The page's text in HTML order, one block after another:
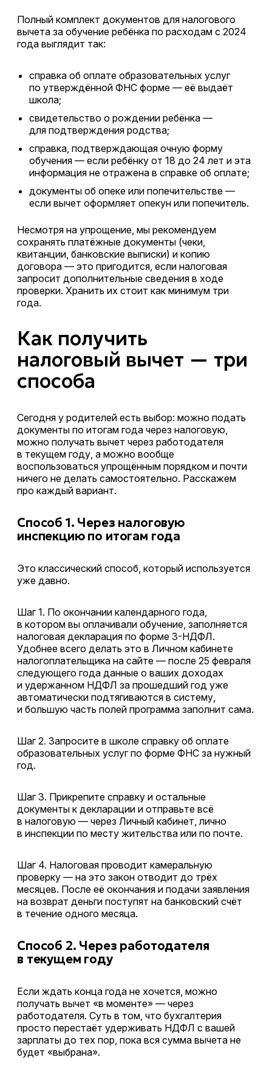
Полный комплект документов для налогового
вычета за обучение ребёнка по расходам с 2024
года выглядит так:
справка об оплате образовательных услуг
по утверждённой ФНС форме — её выдаёт
школа;
свидетельство о рождении ребёнка —
для подтверждения родства;
справка, подтверждающая очную форму
обучения — если ребёнку от 18 до 24 лет и эта
информация не отражена в справке об оплате;
документы об опеке или попечительстве —
если вычет оформляет опекун или попечитель.
Несмотря на упрощение, мы рекомендуем
сохранять платёжные документы (чеки,
квитанции, банковские выписки) и копию
договора — это пригодится, если налоговая
запросит дополнительные сведения в ходе
проверки. Хранить их стоит как минимум три
года.
Как получить
налоговый вычет — три
способа
Сегодня у родителей есть выбор: можно подать
документы по итогам года через налоговую,
можно получать вычет через работодателя
в текущем году, а можно вообще
воспользоваться упрощённым порядком и почти
ничего не делать самостоятельно. Расскажем
про каждый вариант.
Способ 1. Через налоговую
инспекцию по итогам года
Это классический способ, который используется
уже давно.
Шаг 1. По окончании календарного года,
в котором вы оплачивали обучение, заполняется
налоговая декларация по форме 3-НДФЛ.
Удобнее всего делать это в Личном кабинете
налогоплательщика на сайте — после 25 февраля
следующего года данные о ваших доходах
и удержанном НДФЛ за прошедший год уже
автоматически подтягиваются в систему,
и большую часть полей программа заполнит сама.
Шаг 2. Запросите в школе справку об оплате
образовательных услуг по форме ФНС за нужный
год.
Шаг 3. Прикрепите справку и остальные
документы к декларации и отправьте всё
в налоговую — через Личный кабинет, лично
в инспекции по месту жительства или по почте.
Шаг 4. Налоговая проводит камеральную
проверку — на это закон отводит до трёх
месяцев. После её окончания и подачи заявления
на возврат деньги поступят на банковский счёт
в течение одного месяца.
Способ 2. Через работодателя
в текущем году
Если ждать конца года не хочется, можно
получать вычет «в моменте» — через
работодателя. Суть в том, что бухгалтерия
просто перестаёт удерживать НДФЛ с вашей
зарплаты до тех пор, пока вся сумма вычета не
будет «выбрана».